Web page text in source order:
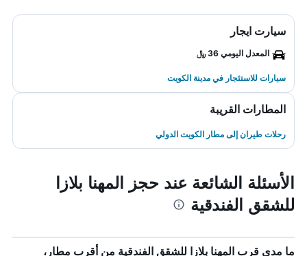
سيارت ايجار
المعدل اليومي 36 ﷼
سيارات للاستئجار في مدينة الكويت
المطارات القريبة
رحلات طيران إلى مطار الكويت الدولي
الأسئلة الشائعة عند حجز المهنا بلازا
للشقق الفندقية
ما مدى قرب المهنا بلازا للشقق الفندقية من أقرب مطار،